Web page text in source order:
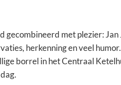
gecombineerd met plezier:
herkenning en veel
borrel in het Centraal